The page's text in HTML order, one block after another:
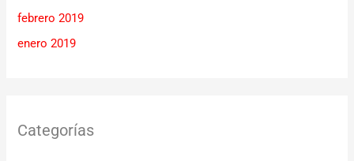
febrero 2019
enero 2019
Categorías